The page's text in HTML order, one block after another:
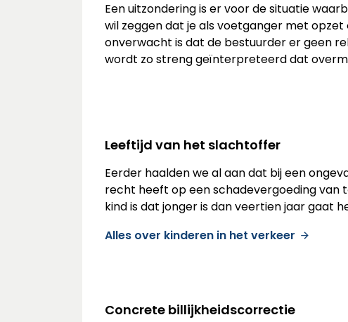
Een uitzondering is er voor de situatie
wil zeggen dat je als voetganger met
onverwacht is dat de bestuurder er geen
wordt zo streng geïnterpreteerd dat
Leeftijd van het slachtoffer
Eerder haalden we al aan dat bij een
recht heeft op een schadevergoeding
kind is dat jonger is dan veertien jaar gaat
Alles over kinderen in het verkeer
Concrete billijkheidscorrectie